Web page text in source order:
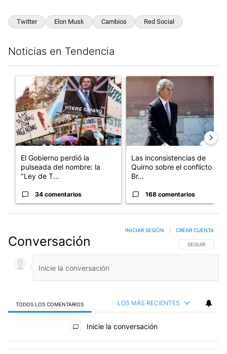
Twitter Elon Musk Cambios Red Social
Noticias en Tendencia
Un artículo de tendencia con el título "El Gobierno perdió la
El Gobierno perdió la
pulseada del nombre: la
"Ley de T...
34 comentarios
Un artículo de tendencia con
Las inconsistencias de
Quirno sobre el conflicto con
Br...
168 comentarios
Conversación SIGA ESTA
SEGUIR
INICIAR SESIÓN CREAR CUENTA
TODOS LOS COMENTARIOS LOS MÁS RECIENTES
Todos los comentarios
Inicie la conversación